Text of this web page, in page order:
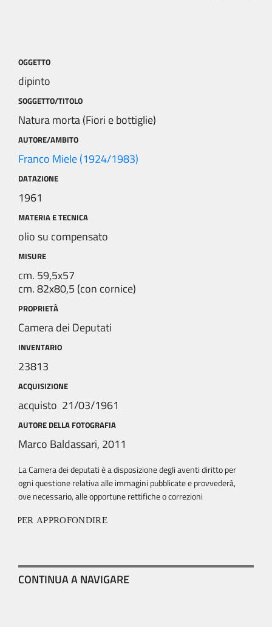
OGGETTO
dipinto
SOGGETTO/TITOLO
Natura morta (Fiori e bottiglie)
AUTORE/AMBITO
Franco Miele (1924/1983)
DATAZIONE
1961
MATERIA E TECNICA
olio su compensato
MISURE
cm. 59,5x57
cm. 82x80,5 (con cornice)
PROPRIETÀ
Camera dei Deputati
INVENTARIO
23813
ACQUISIZIONE
acquisto 21/03/1961
AUTORE DELLA FOTOGRAFIA
Marco Baldassari, 2011
La Camera dei deputati è a disposizione degli aventi diritto per
ogni questione relativa alle immagini pubblicate e provvederà,
ove necessario, alle opportune rettifiche o correzioni
PER APPROFONDIRE
CONTINUA A NAVIGARE